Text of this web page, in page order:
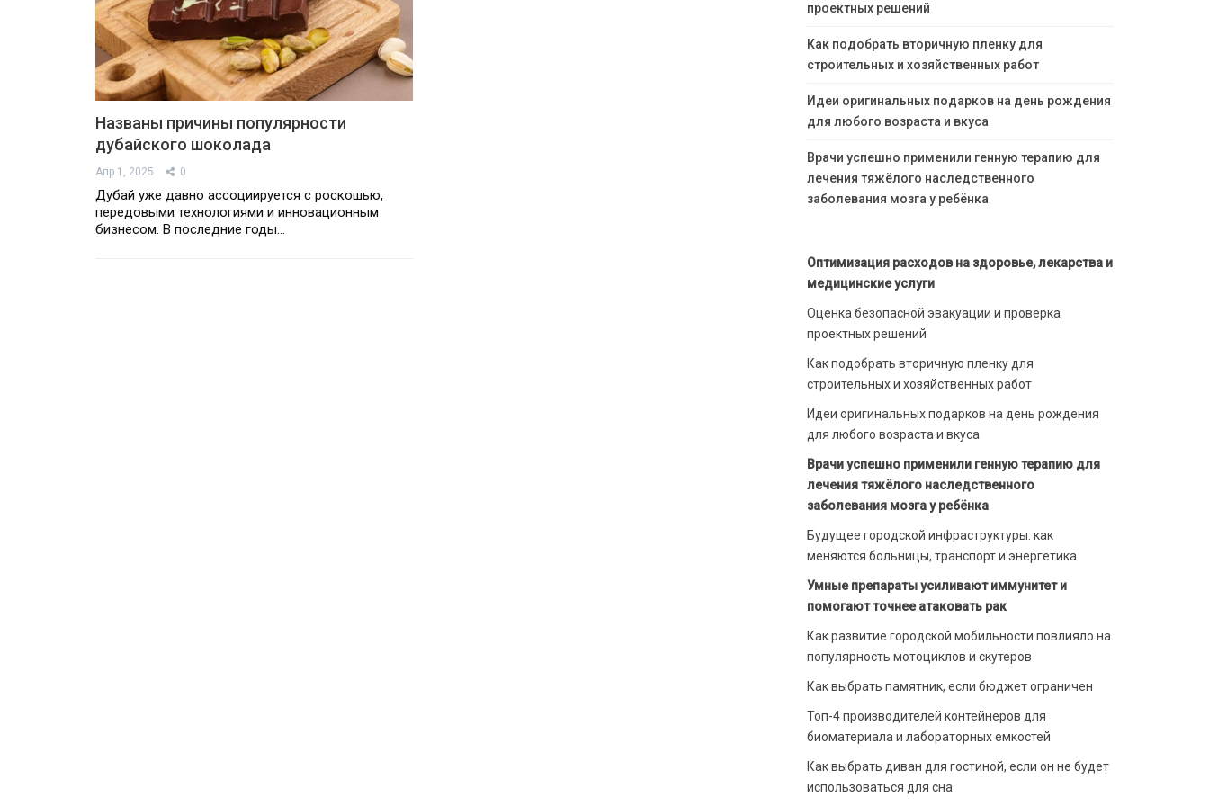
Названы причины популярности
дубайского шоколада
Апр 1, 2025 0
Дубай уже давно ассоциируется с роскошью,
передовыми технологиями и инновационным
бизнесом. В последние годы…
проектных решений
Как подобрать вторичную пленку для
строительных и хозяйственных работ
Идеи оригинальных подарков на день рождения
для любого возраста и вкуса
Врачи успешно применили генную терапию для
лечения тяжёлого наследственного
заболевания мозга у ребёнка
Оптимизация расходов на здоровье, лекарства и
медицинские услуги
Оценка безопасной эвакуации и проверка
проектных решений
Как подобрать вторичную пленку для
строительных и хозяйственных работ
Идеи оригинальных подарков на день рождения
для любого возраста и вкуса
Врачи успешно применили генную терапию для
лечения тяжёлого наследственного
заболевания мозга у ребёнка
Будущее городской инфраструктуры: как
меняются больницы, транспорт и энергетика
Умные препараты усиливают иммунитет и
помогают точнее атаковать рак
Как развитие городской мобильности повлияло на
популярность мотоциклов и скутеров
Как выбрать памятник, если бюджет ограничен
Топ-4 производителей контейнеров для
биоматериала и лабораторных емкостей
Как выбрать диван для гостиной, если он не будет
использоваться для сна